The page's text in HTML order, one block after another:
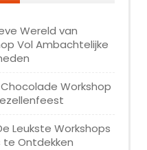
Wereld van
Vol Ambachtelijke
Workshop
Leukste Workshops
te Ontdekken